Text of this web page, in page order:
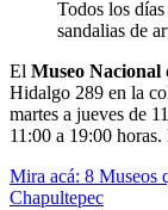
Todos los
sandalias de
El Museo Nacional
Hidalgo 289 en la
martes a jueves de
11:00 a 19:00
Mira acá: 8 Museos
Chapultepec